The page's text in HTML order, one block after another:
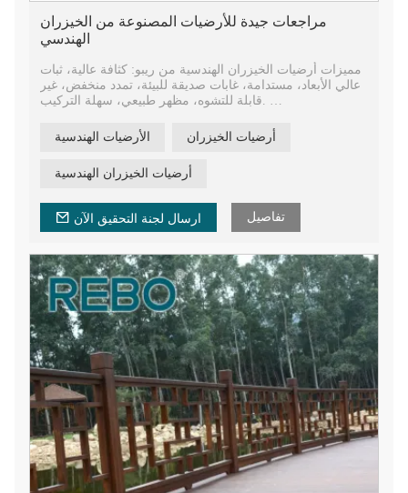
مراجعات جيدة للأرضيات المصنوعة من الخيزران
الهندسي
مميزات أرضيات الخيزران الهندسية من ريبو: كثافة عالية، ثبات
عالي الأبعاد، مستدامة، غابات صديقة للبيئة، تمدد منخفض، غير
قابلة للتشوه، مظهر طبيعي، سهلة التركيب.
أرضيات خارجية من الخيزران سهلة وسريعة التركيب، خيوط
صديقة للبيئة منسوجة بسمك 18 مم من الخيزران المتفحم
الأرضيات الهندسية أرضيات الخيزران
أرضيات الخيزران الهندسية
ارسال لجنة التحقيق الآن تفاصيل